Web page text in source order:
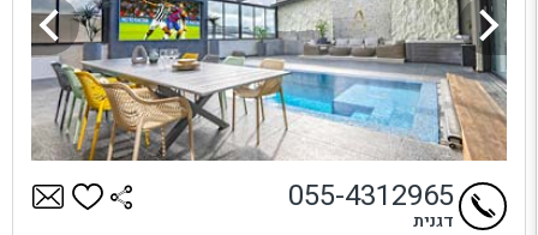
055-4312965
דגנית